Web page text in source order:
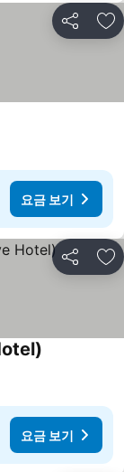
공유 즐
요금 보기
공유 즐
요금 보기